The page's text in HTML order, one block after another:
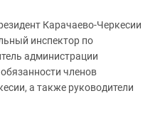
Карачаево-Черкесии
инспектор по
администрации
членов
а также руководители